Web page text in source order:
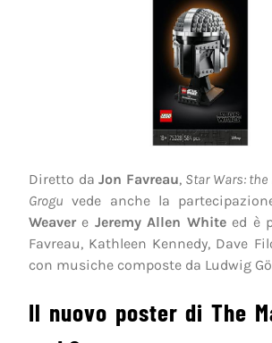
Diretto da Jon Favreau, Star Wars:
Grogu vede anche la
Weaver e Jeremy Allen Whiteed è
Favreau, Kathleen Kennedy, Dave
con musiche composte da Ludwig
Il nuovo poster di The